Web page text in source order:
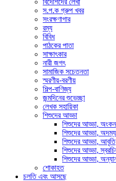
বিদেশিদের লেখা
স.প.ক গ্রুপ খবর
সংরক্ষণাগার
রম্য
বিবিধ
পাঠকের পাতা
সাক্ষাৎকার
নারী জগৎ
সামাজিক সচেতনতা
স্মরণীয়-বরণীয়
শিল্প-বাণিজ্য
জন্মদিনের শুভেচ্ছা
লেখক সহায়িকা
শিশুদের আড্ডা
শিশুদের আড্ডা, অংকন
শিশুদের আড্ডা,
শিশুদের আড্ডা, আবৃতি
শিশুদের আড্ডা,
শিশুদের আড্ডা,
শোকাহত
চলতি এবং আসছে